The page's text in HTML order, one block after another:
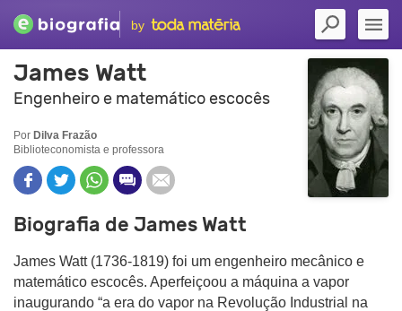
by
James Watt
Engenheiro e matemático escocês
Por Dilva Frazão
Biblioteconomista e professora
Biografia de James Watt
James Watt (1736-1819) foi um engenheiro mecânico e
matemático escocês. Aperfeiçoou a máquina a vapor
inaugurando “a era do vapor na Revolução Industrial na